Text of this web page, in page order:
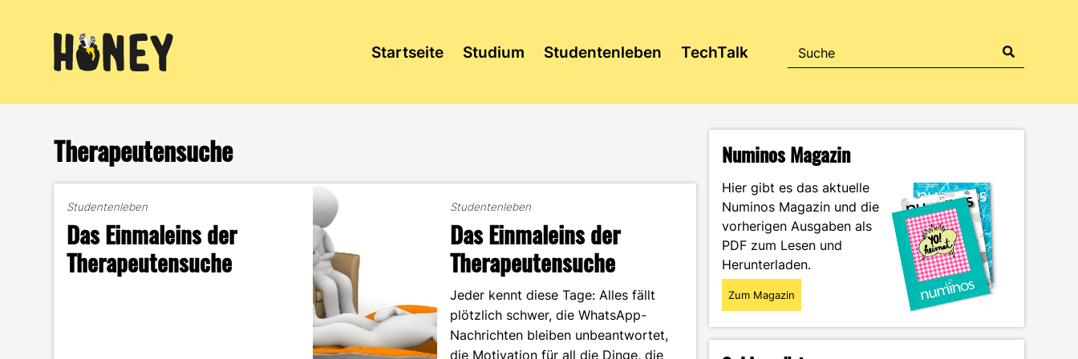
Startseite Studium Studentenleben TechTalk
Therapeutensuche
Studentenleben
Das Einmaleins der
Therapeutensuche
Studentenleben
Das Einmaleins der
Therapeutensuche
Jeder kennt diese Tage: Alles fällt
plötzlich schwer, die WhatsApp-
Nachrichten bleiben unbeantwortet,
die Motivation für all die Dinge, die
Numinos Magazin
Hier gibt es das aktuelle
Numinos Magazin und die
vorherigen Ausgaben als
PDF zum Lesen und
Herunterladen.
Zum Magazin